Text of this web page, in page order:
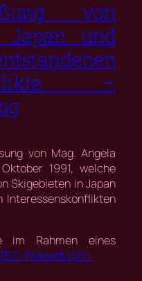
von
Japan und
–
von Mag. Angela
1991, welche
Skigebieten in Japan
Interessenskonflikten
im Rahmen eines
Präsentation